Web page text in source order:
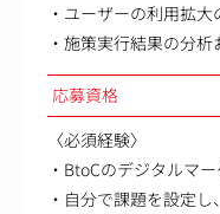
・ユーザーの利用拡
・施策実行結果の分
応募資格
〈必須経験〉
・BtoCのデジタルマ
・自分で課題を設定